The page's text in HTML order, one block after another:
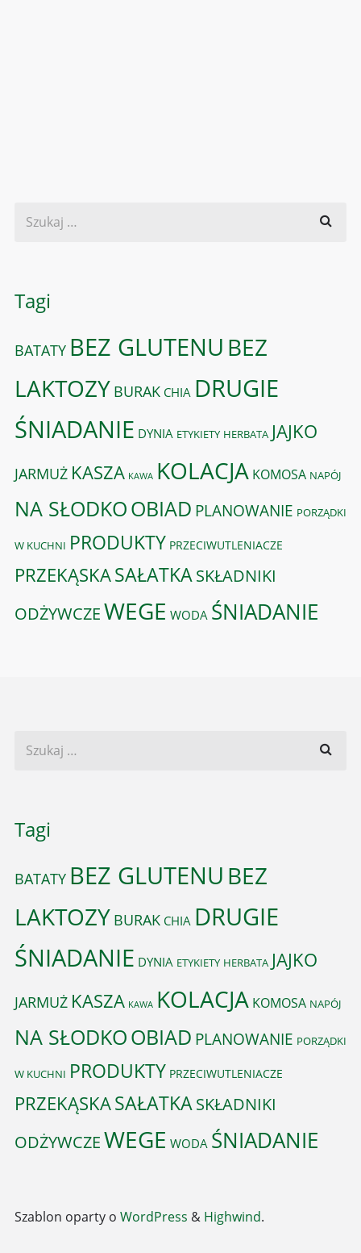
Tagi
BATATY BEZ GLUTENU BEZ
LAKTOZY BURAK CHIA DRUGIE
ŚNIADANIE DYNIA ETYKIETY HERBATA JAJKO
JARMUŻ KASZA KAWA KOLACJA KOMOSA NAPÓJ
NA SŁODKOOBIAD PLANOWANIE PORZĄDKI
W KUCHNI PRODUKTY PRZECIWUTLENIACZE
PRZEKĄSKASAŁATKASKŁADNIKI
ODŻYWCZEWEGE WODA ŚNIADANIE
Tagi
BATATY BEZ GLUTENU BEZ
LAKTOZY BURAK CHIA DRUGIE
ŚNIADANIE DYNIA ETYKIETY HERBATA JAJKO
JARMUŻ KASZA KAWA KOLACJA KOMOSA NAPÓJ
NA SŁODKOOBIAD PLANOWANIE PORZĄDKI
W KUCHNI PRODUKTY PRZECIWUTLENIACZE
PRZEKĄSKASAŁATKASKŁADNIKI
ODŻYWCZEWEGE WODA ŚNIADANIE
Szablon oparty o WordPress & Highwind.